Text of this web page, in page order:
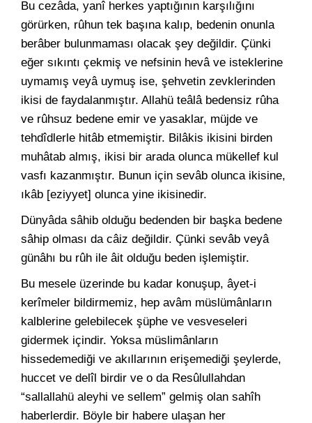
Bu cezâda, yanî herkes yaptığının karşılığını
görürken, rûhun tek başına kalıp, bedenin onunla
berâber bulunmaması olacak şey değildir. Çünki
eğer sıkıntı çekmiş ve nefsinin hevâ ve isteklerine
uymamış veyâ uymuş ise, şehvetin zevklerinden
ikisi de faydalanmıştır. Allahü teâlâ bedensiz rûha
ve rûhsuz bedene emir ve yasaklar, müjde ve
tehdîdlerle hitâb etmemiştir. Bilâkis ikisini birden
muhâtab almış, ikisi bir arada olunca mükellef kul
vasfı kazanmıştır. Bunun için sevâb olunca ikisine,
ıkâb [eziyyet] olunca yine ikisinedir.
Dünyâda sâhib olduğu bedenden bir başka bedene
sâhip olması da câiz değildir. Çünki sevâb veyâ
günâhı bu rûh ile âit olduğu beden işlemiştir.
Bu mesele üzerinde bu kadar konuşup, âyet-i
kerîmeler bildirmemiz, hep avâm müslümânların
kalblerine gelebilecek şüphe ve vesveseleri
gidermek içindir. Yoksa müslimânların
hissedemediği ve akıllarının erişemediği şeylerde,
huccet ve delîl birdir ve o da Resûlullahdan
“sallallahü aleyhi ve sellem” gelmiş olan sahîh
haberlerdir. Böyle bir habere ulaşan her